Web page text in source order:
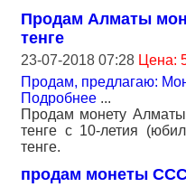
Продам Алматы
тенге
23-07-2018 07:28 Цена:
Продам, предлагаю:
Подробнее ...
Продам монету
тенге с 10-летия
тенге.
продам монеты